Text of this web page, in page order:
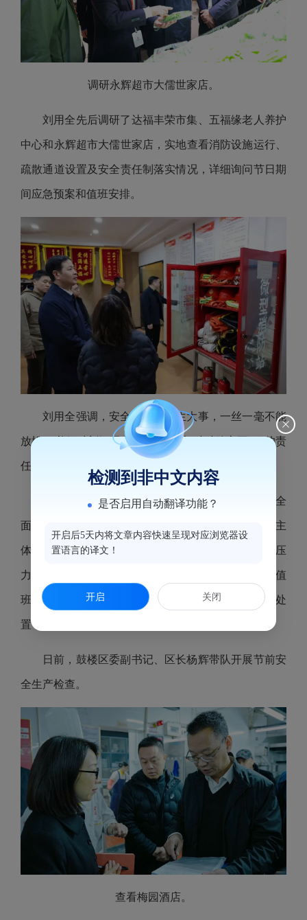
调研永辉超市大儒世家店。
刘用全先后调研了达福丰荣市集、五福缘老人养护
中心和永辉超市大儒世家店，实地查看消防设施运行、
疏散通道设置及安全责任制落实情况，详细询问节日期
间应急预案和值班安排。
刘用全强调，安全生产是民生大事，一丝一毫不能
放松，必须时刻绷紧安全之弦，以“时时放心不下”的责
任感，抓实抓细各项防范措施。
刘用全要求，全区各级各部门要聚焦重点领域，全
面排查风险隐患，不留死角、不留盲区。要强化企业主
体责任和部门监管责任，坚决杜绝形式主义，真正把压
力传导到一线、措施落实到岗位。要严格执行24小时值
班和领导带班制度，确保突发事件快速响应、有效处
置，让广大群众度过一个平安、祥和的春节。
日前，鼓楼区委副书记、区长杨辉带队开展节前安
全生产检查。
查看梅园酒店。
检测到非中文内容
是否启用自动翻译功能？
开启后5天内将文章内容快速呈现对应浏览器设
置语言的译文！
开启 关闭